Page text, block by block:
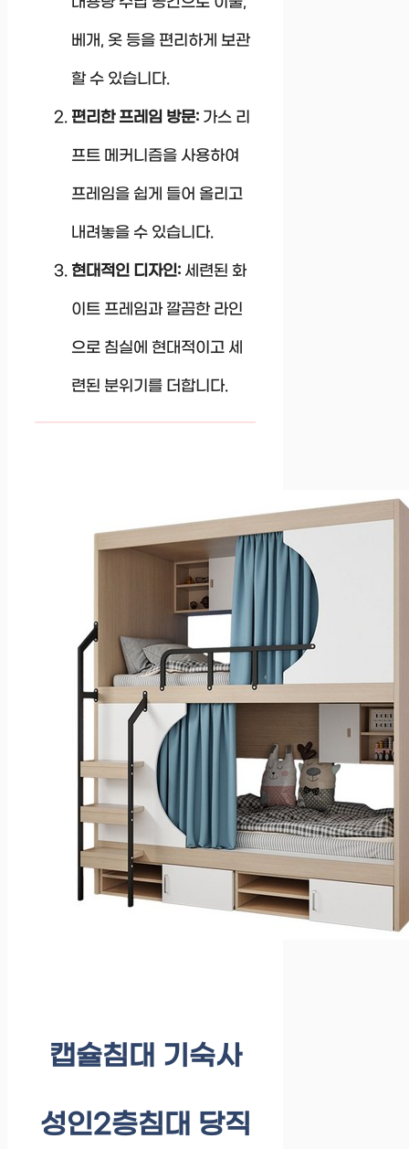
베개, 옷 등을 편리하게 보관
할 수 있습니다.
편리한 프레임 방문: 가스 리
프트 메커니즘을 사용하여
프레임을 쉽게 들어 올리고
내려놓을 수 있습니다.
현대적인 디자인: 세련된 화
이트 프레임과 깔끔한 라인
으로 침실에 현대적이고 세
련된 분위기를 더합니다.
캡슐침대 기숙사
성인2층침대 당직